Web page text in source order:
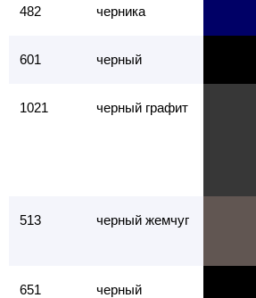
482 черника
601 черный
1021 черный графит
513 черный жемчуг
651
черный